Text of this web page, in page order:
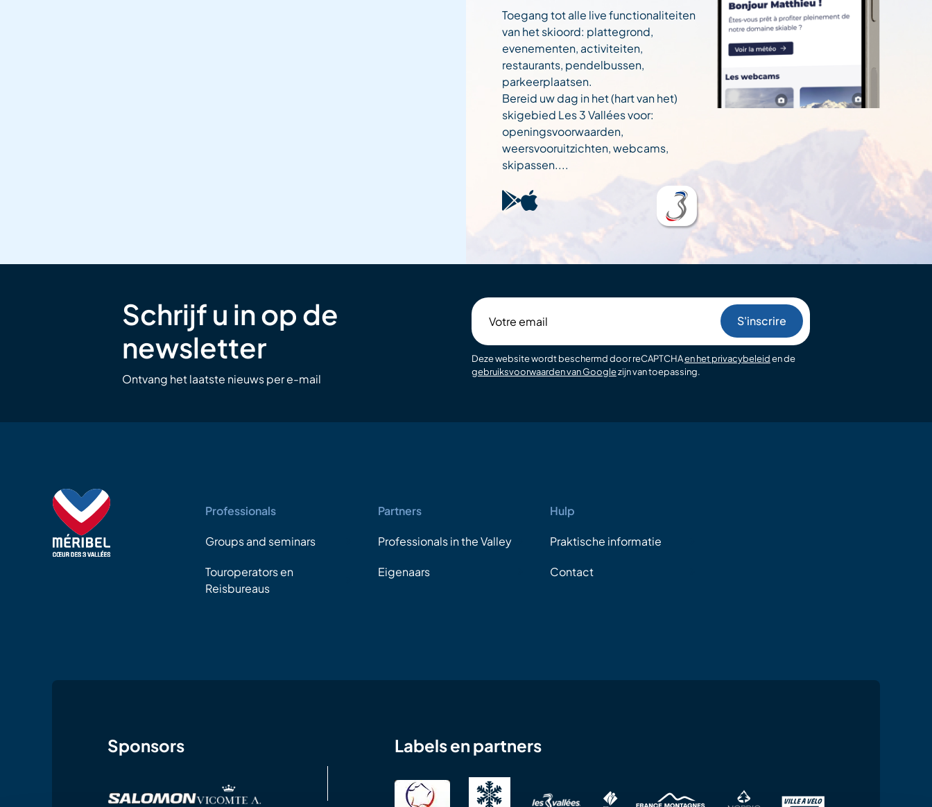
Toegang tot alle live functionaliteiten
van het skioord: plattegrond,
evenementen, activiteiten,
restaurants, pendelbussen,
parkeerplaatsen.
Bereid uw dag in het (hart van het)
skigebied Les 3 Vallées voor:
openingsvoorwaarden,
weersvooruitzichten, webcams,
skipassen....
Schrijf u in op de
newsletter
Ontvang het laatste nieuws per e-mail
email
Deze website wordt beschermd door reCAPTCHAen het privacybeleiden de
gebruiksvoorwaarden van Googlezijn van toepassing.
Professionals
Groups and seminars
Touroperators en
Reisbureaus
Partners
Professionals in the Valley
Eigenaars
Hulp
Praktische informatie
Contact
Sponsors Labels en partners